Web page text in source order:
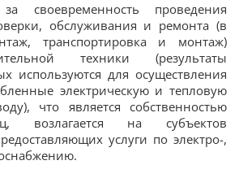
за своевременность проведения
обслуживания и ремонта (в
транспортировка и монтаж)
техники (результаты
используются для осуществления
электрическую и тепловую
что является собственностью
возлагается на субъектов
услуги по электро-,